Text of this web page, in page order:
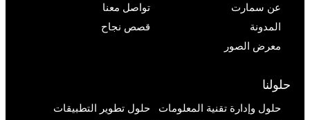
عن سمارت
تواصل معنا
المدونة
قصص نجاح
معرض الصور
حلولنا
حلول وإدارة تقنية المعلومات
حلول تطوير التطبيقات